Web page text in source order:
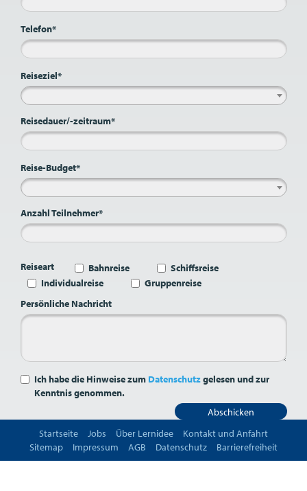
Telefon*
Reiseziel*
Reisedauer/-zeitraum*
Reise-Budget*
Anzahl Teilnehmer*
Reiseart Bahnreise
Schiffsreise
Individualreise
Gruppenreise
Persönliche Nachricht
Ich habe die Hinweise zum Datenschutzgelesen und zur
Kenntnis genommen.
Abschicken
Startseite
Jobs Über Lernidee
Kontakt und Anfahrt
Sitemap
Impressum AGB Datenschutz Barrierefreiheit